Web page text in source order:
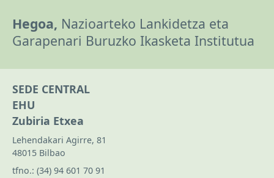
Hegoa, Nazioarteko Lankidetza eta
Garapenari Buruzko Ikasketa Institutua
SEDE CENTRAL
EHU
Zubiria Etxea
Lehendakari Agirre, 81
48015 Bilbao
tfno.: (34) 94 601 70 91